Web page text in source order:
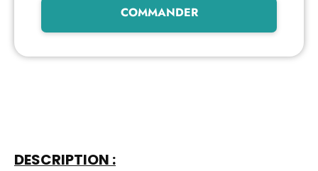
COMMANDER
DESCRIPTION :